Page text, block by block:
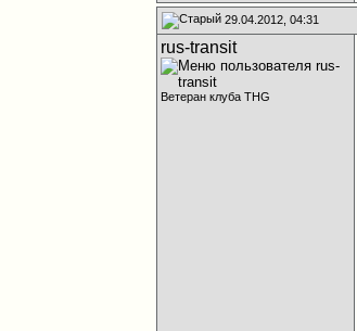
29.04.2012, 04:31
rus-transit
Ветеран клуба THG